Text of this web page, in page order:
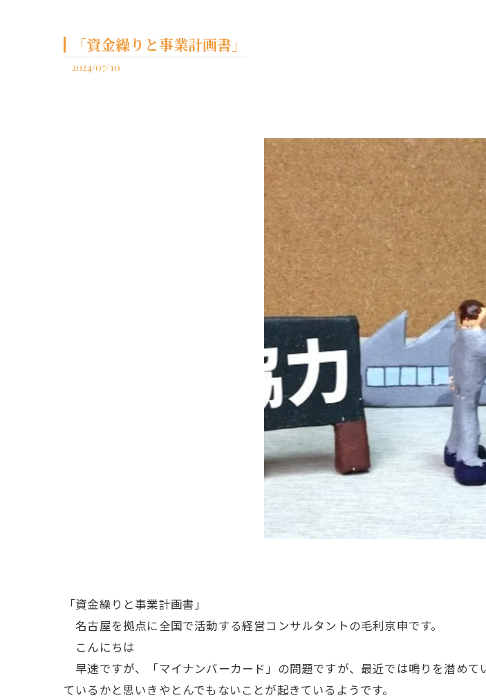
「資金繰りと事業計画書」
2024/07/10
「資金繰りと事業計画書」
名古屋を拠点に全国で活動する経営コンサルタントの毛利京申です。
こんにちは
早速ですが、「マイナンバーカード」の問題ですが、最近では鳴りを潜め
ているかと思いきやとんでもないことが起きているようです。